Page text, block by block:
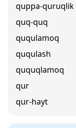
quppa-quruqlik
quq-quq
ququlamoq
ququlash
ququqlamoq
qur
qur-hayt